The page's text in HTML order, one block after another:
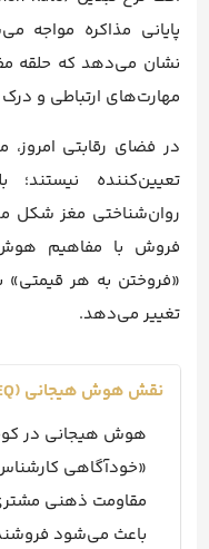
پایانی مذاکره مواجه
نشان می‌دهد که حلقه
مهارت‌های ارتباطی و
در فضای رقابتی
تعیین‌کننده
روان‌شناختی مغز شکل
«فروختن به هر
تغییر می‌دهد.
نقش هوش هیجانی (EQ) در کوچینگ فروش چیست؟
هوش هیجانی در
«خودآگاهی
مقاومت ذهنی
باعث می‌شود